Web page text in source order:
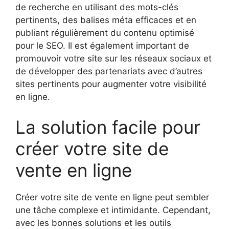
de recherche en utilisant des mots-clés
pertinents, des balises méta efficaces et en
publiant régulièrement du contenu optimisé
pour le SEO. Il est également important de
promouvoir votre site sur les réseaux sociaux et
de développer des partenariats avec d’autres
sites pertinents pour augmenter votre visibilité
en ligne.
La solution facile pour
créer votre site de
vente en ligne
Créer votre site de vente en ligne peut sembler
une tâche complexe et intimidante. Cependant,
avec les bonnes solutions et les outils